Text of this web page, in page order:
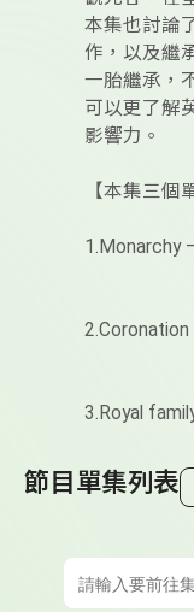
本集也討論
作，以及繼
一胎繼承，
可以更了解
影響力。
【本集三個
1.Monarchy
3.Royal
節目單集列表